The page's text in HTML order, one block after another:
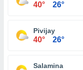
40° 26°
Pivijay
40° 26°
Salamina